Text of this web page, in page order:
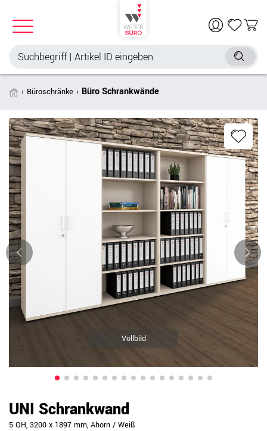
Büroschränke Büro Schrankwände
Vollbild
UNI Schrankwand
5 OH, 3200 x 1897 mm, Ahorn / Weiß